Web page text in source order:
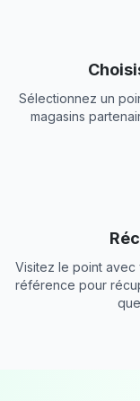
Sélectionnez un
magasins
Visitez le point
référence pour